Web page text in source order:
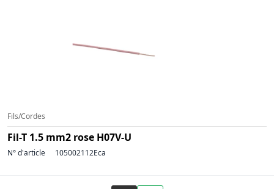
Fils/Cordes
Fil-T 1.5 mm2 rose H07V-U
N° d'article 105002112Eca